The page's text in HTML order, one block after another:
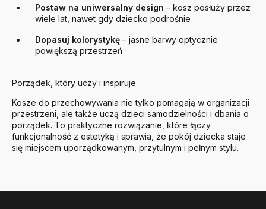
Postaw na uniwersalny design – kosz posłuży przez
wiele lat, nawet gdy dziecko podrośnie
Dopasuj kolorystykę – jasne barwy optycznie
powiększą przestrzeń
Porządek, który uczy i inspiruje
Kosze do przechowywania nie tylko pomagają w organizacji
przestrzeni, ale także uczą dzieci samodzielności i dbania o
porządek. To praktyczne rozwiązanie, które łączy
funkcjonalność z estetyką i sprawia, że pokój dziecka staje
się miejscem uporządkowanym, przytulnym i pełnym stylu.